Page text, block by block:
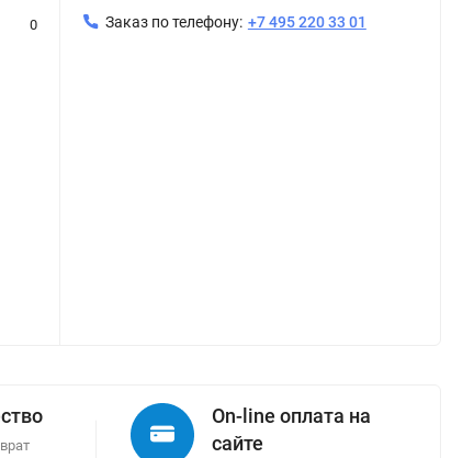
0 Заказ по телефону: +7 495 220 33 01
On-line оплата на
сайте